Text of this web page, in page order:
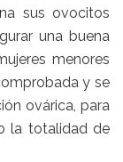
sus ovocitos
una buena
menores
y se
ovárica, para
la totalidad de